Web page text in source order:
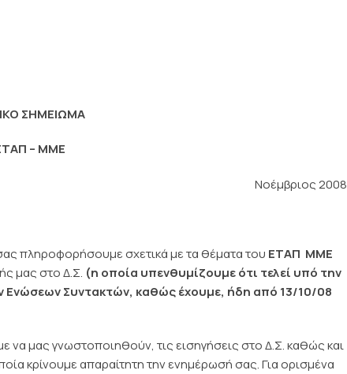
ΣΗΜΕΙΩΜΑ
– ΜΜΕ
Νοέμβριος 2008
πληροφορήσουμε σχετικά με τα θέματα του ΕΤΑΠ  ΜΜΕ
μας στο Δ.Σ. (η οποία υπενθυμίζουμε ότι τελεί υπό την
Συντακτών, καθώς έχουμε, ήδη από 13/10/08
να μας γνωστοποιηθούν, τις εισηγήσεις στο Δ.Σ. καθώς και
κρίνουμε απαραίτητη την ενημέρωσή σας. Για ορισμένα